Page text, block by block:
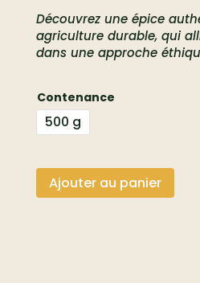
Découvrez une épice
agriculture durable, qui
dans une approche
Contenance
500 g
Ajouter au panier